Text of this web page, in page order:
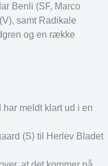
Benli (SF, Marco
samt Radikale
og en række
meldt klart ud i en
(S) til Herlev Bladet